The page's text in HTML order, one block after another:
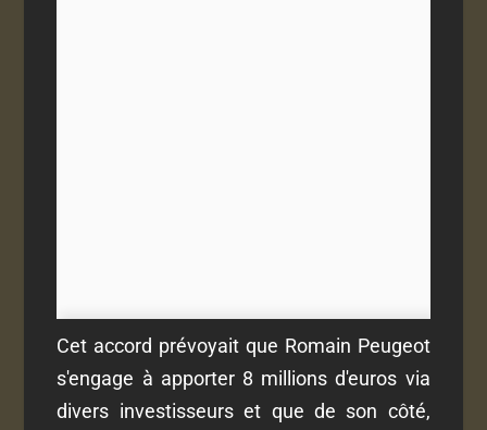
Cet accord prévoyait que Romain Peugeot
s'engage à apporter 8 millions d'euros via
divers investisseurs et que de son côté,